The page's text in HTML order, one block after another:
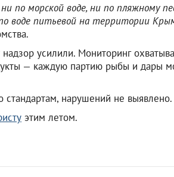
по морской воде, ни по пляжному
воде питьевой на территории
усилили. Мониторинг
— каждую партию рыбы и дары
нарушений не выявлено.
этим летом.